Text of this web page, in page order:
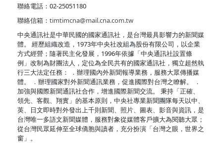
聯絡電話：02-25051180
聯絡信箱： timtimcna@mail.cna.com.tw
中央通訊社是中華民國的國家通訊社，是台灣最具影響力的新聞媒
體。 經歷組織改造，1973年中央社改組為股份有限公司，以企業
方式經營；隨著民主化發展，1996年依據「中央通訊社設置條
例」改制為財團法人，定位為全民共有的國家通訊社，獨立超然執
行三大法定任務： ．辦理國內外新聞報導業務，服務大眾傳播媒
體。 ．辦理國家對外新聞通訊業務，促進國際對台灣之瞭解。 ．
加強與國際新聞通訊社合作，增進國際新聞交流。 秉持「正確、
領先、客觀、翔實」的基本原則，中央社專業新聞團隊每天以中、
英、日文即時對外發出上千則新聞、照片、圖表、影音與資訊，是
台灣唯一多語文新聞媒體，服務對象從媒體客戶擴大為閱聽大眾；
從台灣民眾延伸至全球僑胞與讀者，充分扮演「台灣之眼，世界之
窗」。